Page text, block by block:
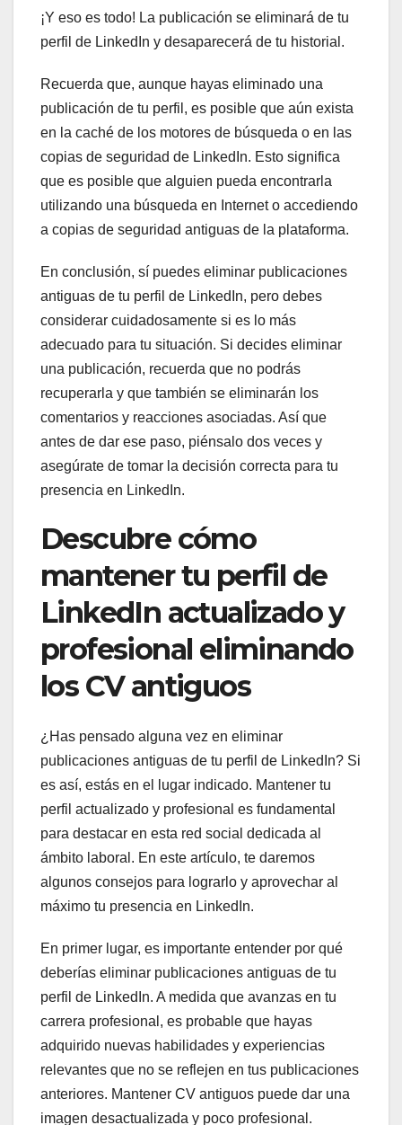
¡Y eso es todo! La publicación se eliminará de tu
perfil de LinkedIn y desaparecerá de tu historial.
Recuerda que, aunque hayas eliminado una
publicación de tu perfil, es posible que aún exista
en la caché de los motores de búsqueda o en las
copias de seguridad de LinkedIn. Esto significa
que es posible que alguien pueda encontrarla
utilizando una búsqueda en Internet o accediendo
a copias de seguridad antiguas de la plataforma.
En conclusión, sí puedes eliminar publicaciones
antiguas de tu perfil de LinkedIn, pero debes
considerar cuidadosamente si es lo más
adecuado para tu situación. Si decides eliminar
una publicación, recuerda que no podrás
recuperarla y que también se eliminarán los
comentarios y reacciones asociadas. Así que
antes de dar ese paso, piénsalo dos veces y
asegúrate de tomar la decisión correcta para tu
presencia en LinkedIn.
Descubre cómo
mantener tu perfil de
LinkedIn actualizado y
profesional eliminando
los CV antiguos
¿Has pensado alguna vez en eliminar
publicaciones antiguas de tu perfil de LinkedIn? Si
es así, estás en el lugar indicado. Mantener tu
perfil actualizado y profesional es fundamental
para destacar en esta red social dedicada al
ámbito laboral. En este artículo, te daremos
algunos consejos para lograrlo y aprovechar al
máximo tu presencia en LinkedIn.
En primer lugar, es importante entender por qué
deberías eliminar publicaciones antiguas de tu
perfil de LinkedIn. A medida que avanzas en tu
carrera profesional, es probable que hayas
adquirido nuevas habilidades y experiencias
relevantes que no se reflejen en tus publicaciones
anteriores. Mantener CV antiguos puede dar una
imagen desactualizada y poco profesional.